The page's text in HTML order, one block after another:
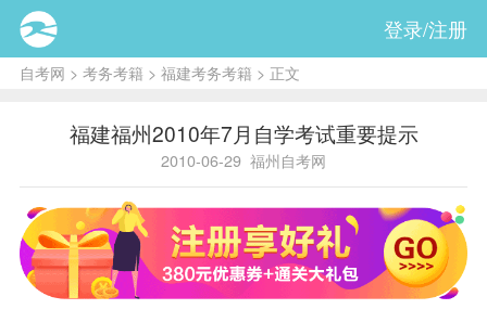
登录/注册
自考网 > 考务考籍 > 福建考务考籍 > 正文
福建福州2010年7月自学考试重要提示
2010-06-29 福州自考网